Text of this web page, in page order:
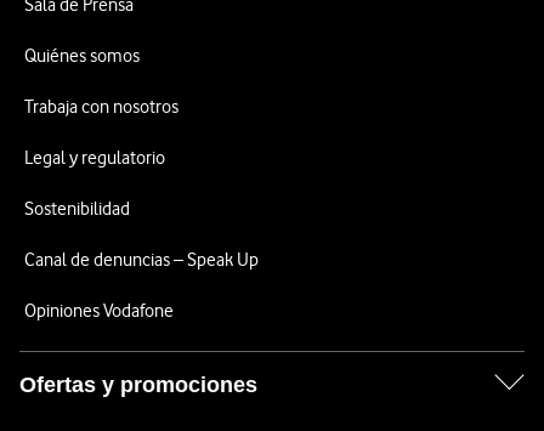
Sala de Prensa
Quiénes somos
Trabaja con nosotros
Legal y regulatorio
Sostenibilidad
Canal de denuncias – Speak Up
Opiniones Vodafone
Ofertas y promociones